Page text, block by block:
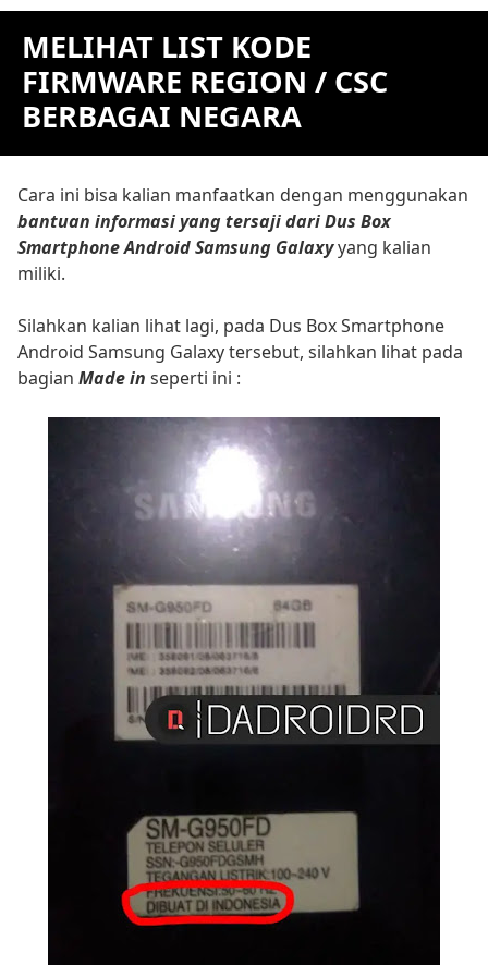
MELIHAT LIST KODE
FIRMWARE REGION / CSC
BERBAGAI NEGARA
Cara ini bisa kalian manfaatkan dengan menggunakan
bantuan informasi yang tersaji dari Dus Box
Smartphone Android Samsung Galaxyyang kalian
miliki.
Silahkan kalian lihat lagi, pada Dus Box Smartphone
Android Samsung Galaxy tersebut, silahkan lihat pada
bagian Made in seperti ini :